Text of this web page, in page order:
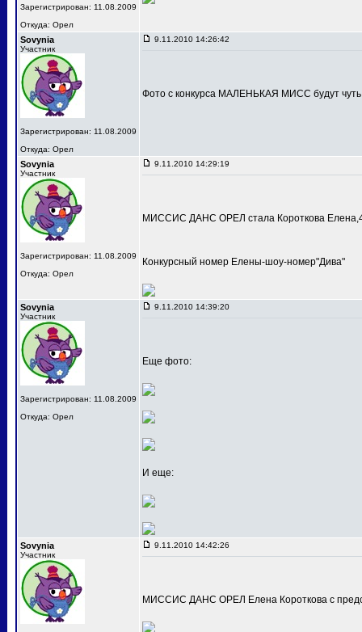
Зарегистрирован: 11.08.2009
Откуда: Орел
Sovynia
Участник
Зарегистрирован: 11.08.2009
Откуда: Орел
9.11.2010 14:26:42
Фото с конкурса МАЛЕНЬКАЯ МИСС будут
Sovynia
Участник
Зарегистрирован: 11.08.2009
Откуда: Орел
9.11.2010 14:29:19
МИССИС ДАНС ОРЕЛ стала Короткова
Конкурсный номер Елены-шоу-номер"Дива"
Sovynia
Участник
Зарегистрирован: 11.08.2009
Откуда: Орел
9.11.2010 14:39:20
Еще фото:
И еще:
Sovynia
Участник
9.11.2010 14:42:26
МИССИС ДАНС ОРЕЛ Елена Короткова с